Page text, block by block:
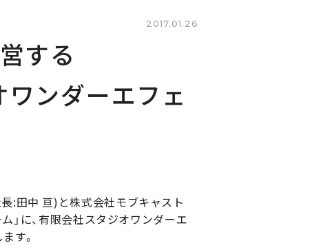
2017.01.26
する
ンダーエフェ
:田中 亘)と株式会社モブキャスト
に、有限会社スタジオワンダーエ
す。